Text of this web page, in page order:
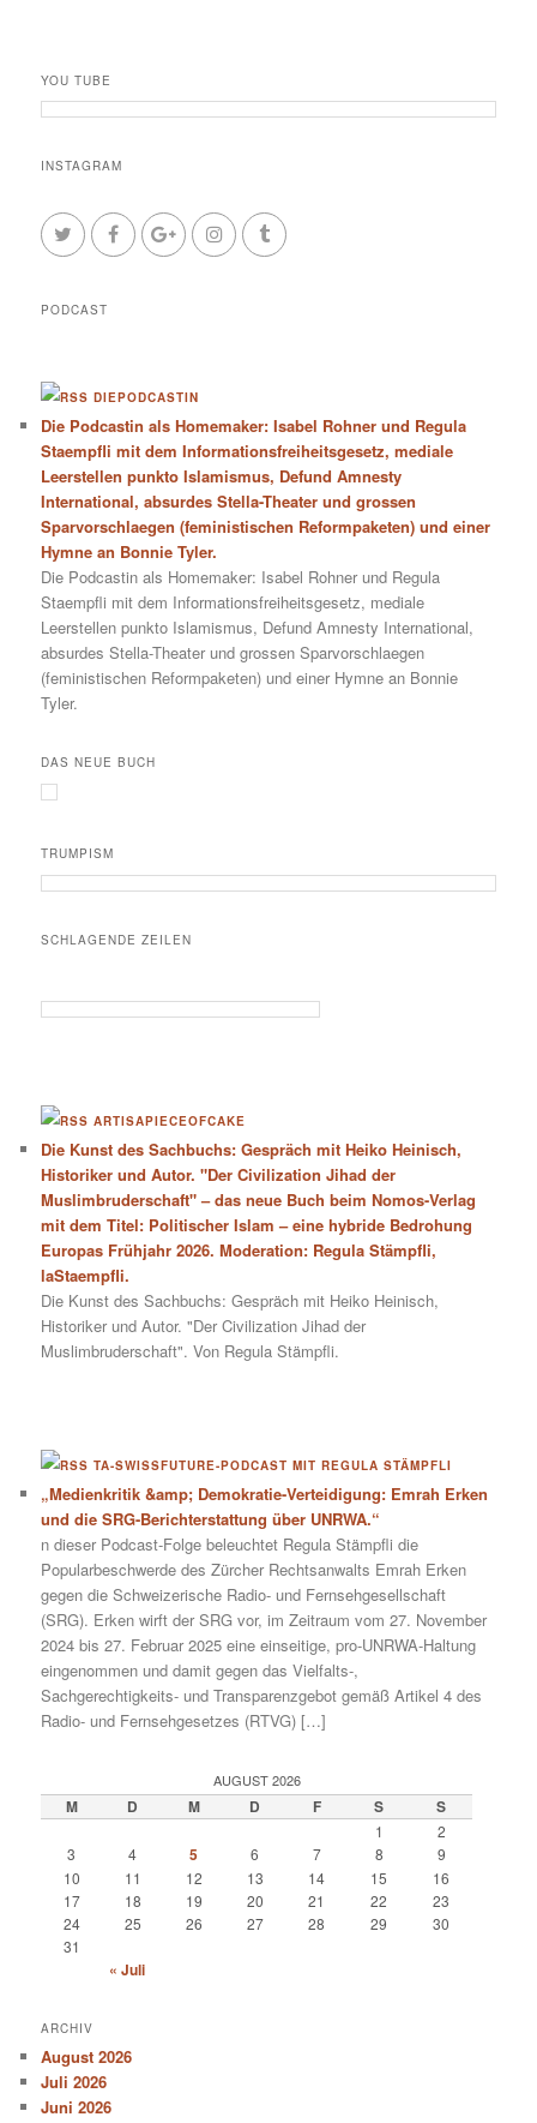
YOU TUBE
INSTAGRAM
PODCAST
DIEPODCASTIN
Die Podcastin als Homemaker: Isabel Rohner und Regula
Staempfli mit dem Informationsfreiheitsgesetz, mediale
Leerstellen punkto Islamismus, Defund Amnesty
International, absurdes Stella-Theater und grossen
Sparvorschlaegen (feministischen Reformpaketen) und einer
Hymne an Bonnie Tyler.
Die Podcastin als Homemaker: Isabel Rohner und Regula
Staempfli mit dem Informationsfreiheitsgesetz, mediale
Leerstellen punkto Islamismus, Defund Amnesty International,
absurdes Stella-Theater und grossen Sparvorschlaegen
(feministischen Reformpaketen) und einer Hymne an Bonnie
Tyler.
DAS NEUE BUCH
TRUMPISM
SCHLAGENDE ZEILEN
ARTISAPIECEOFCAKE
Die Kunst des Sachbuchs: Gespräch mit Heiko Heinisch,
Historiker und Autor. "Der Civilization Jihad der
Muslimbruderschaft" – das neue Buch beim Nomos-Verlag
mit dem Titel: Politischer Islam – eine hybride Bedrohung
Europas Frühjahr 2026. Moderation: Regula Stämpfli,
laStaempfli.
Die Kunst des Sachbuchs: Gespräch mit Heiko Heinisch,
Historiker und Autor. "Der Civilization Jihad der
Muslimbruderschaft". Von Regula Stämpfli.
TA-SWISSFUTURE-PODCAST MIT REGULA STÄMPFLI
„Medienkritik &amp; Demokratie-Verteidigung: Emrah Erken
und die SRG-Berichterstattung über UNRWA.“
n dieser Podcast-Folge beleuchtet Regula Stämpfli die
Popularbeschwerde des Zürcher Rechtsanwalts Emrah Erken
gegen die Schweizerische Radio- und Fernsehgesellschaft
(SRG). Erken wirft der SRG vor, im Zeitraum vom 27. November
2024 bis 27. Februar 2025 eine einseitige, pro-UNRWA-Haltung
eingenommen und damit gegen das Vielfalts-,
Sachgerechtigkeits- und Transparenzgebot gemäß Artikel 4 des
Radio- und Fernsehgesetzes (RTVG) […]
AUGUST 2026
M D M D F S S
1
2
3
4 5 6 7 8
9
10
11 12 13 14 15
16
17
18 19 20 21 22
23
24
25 26 27 28 29
30
31
« Juli
ARCHIV
August 2026
Juli 2026
Juni 2026